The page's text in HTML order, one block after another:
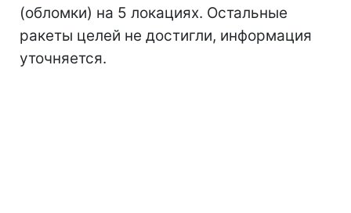
(обломки) на 5 локациях. Остальные
ракеты целей не достигли, информация
уточняется.